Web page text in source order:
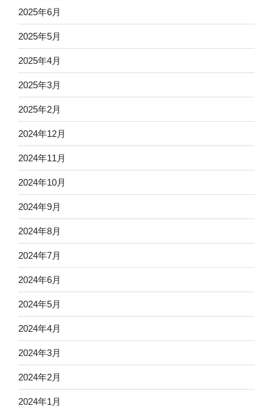
2025年6月
2025年5月
2025年4月
2025年3月
2025年2月
2024年12月
2024年11月
2024年10月
2024年9月
2024年8月
2024年7月
2024年6月
2024年5月
2024年4月
2024年3月
2024年2月
2024年1月